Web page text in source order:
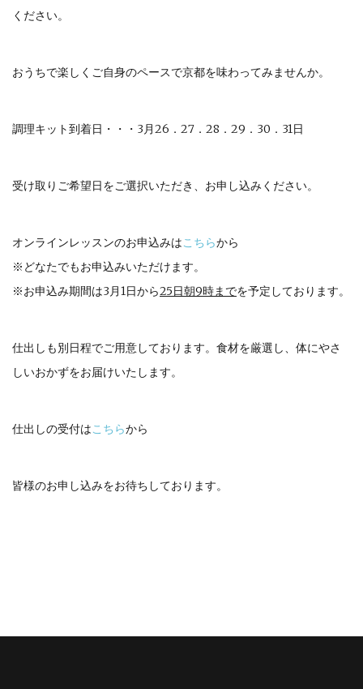
ください。
おうちで楽しくご自身のペースで京都を味わってみませんか。
調理キット到着日・・・3月26．27．28．29．30．31日
受け取りご希望日をご選択いただき、お申し込みください。
オンラインレッスンのお申込みはこちらから
※どなたでもお申込みいただけます。
※お申込み期間は3月1日から25日朝9時までを予定しております。
仕出しも別日程でご用意しております。食材を厳選し、体にやさ
しいおかずをお届けいたします。
仕出しの受付はこちらから
皆様のお申し込みをお待ちしております。